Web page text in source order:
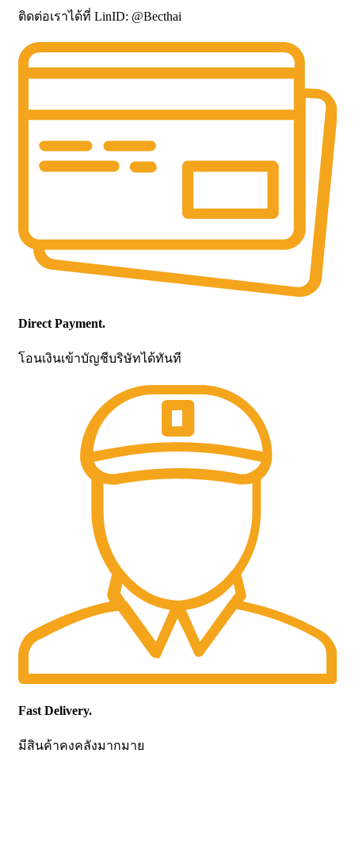
ติดต่อเราได้ที่ LinID: @Becthai
Direct Payment.
โอนเงินเข้าบัญชีบริษัทได้ทันที
Fast Delivery.
มีสินค้าคงคลังมากมาย